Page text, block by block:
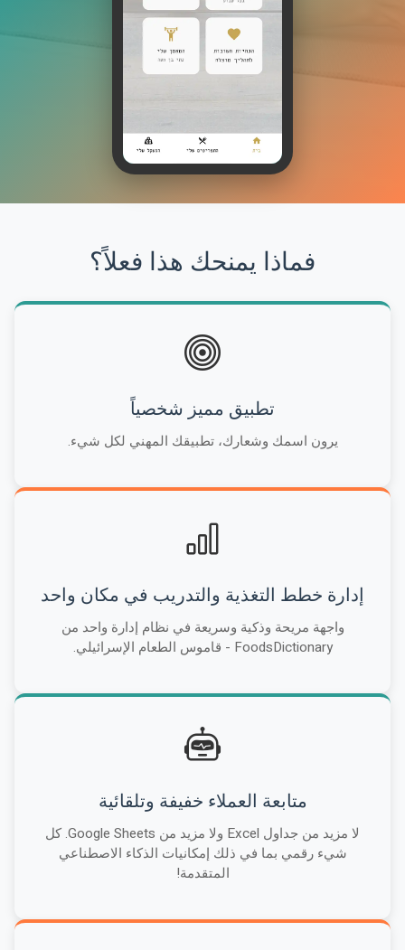
فماذا يمنحك هذا فعلاً؟
تطبيق مميز شخصياً
يرون اسمك وشعارك، تطبيقك المهني لكل شيء.
إدارة خطط التغذية والتدريب في مكان واحد
واجهة مريحة وذكية وسريعة في نظام إدارة واحد من
FoodsDictionary - قاموس الطعام الإسرائيلي.
متابعة العملاء خفيفة وتلقائية
لا مزيد من جداول Excel ولا مزيد من Google Sheets. كل
شيء رقمي بما في ذلك إمكانيات الذكاء الاصطناعي
المتقدمة!